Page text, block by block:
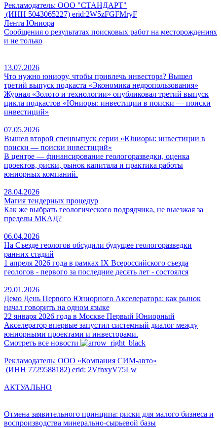
Рекламодатель: ООО "СТАНДАРТ"
(ИНН 5043065227) erid:2W5zFGFMryF
Лента Юниора
Сообщения о результатах поисковых работ на месторождениях
и не только
13.07.2026
Что нужно юниору, чтобы привлечь инвестора? Вышел
третий выпуск подкаста «Экономика недропользования»
Журнал «Золото и технологии» опубликовал третий выпуск
цикла подкастов «Юниоры: инвестиции в поиски — поиски
инвестиций»
07.05.2026
Вышел второй спецвыпуск серии «Юниоры: инвестиции в
поиски — поиски инвестиций»
В центре — финансирование геологоразведки, оценка
проектов, риски, рынок капитала и практика работы
юниорных компаний.
28.04.2026
Магия тендерных процедур
Как же выбрать геологического подрядчика, не выезжая за
пределы МКАД?
06.04.2026
На Съезде геологов обсудили будущее геологоразведки
ранних стадий
1 апреля 2026 года в рамках IX Всероссийского съезда
геологов - первого за последние десять лет - состоялся
29.01.2026
Демо День Первого Юниорного Акселератора: как рынок
начал говорить на одном языке
22 января 2026 года в Москве Первый Юниорный
Акселератор впервые запустил системный диалог между
юниорными проектами и инвесторами.
Смотреть все новости
Рекламодатель: ООО «Компания СИМ-авто»
(ИНН 7729588182) erid: 2VfnxyV75Lw
АКТУАЛЬНО
Отмена заявительного принципа: риски для малого бизнеса и
воспроизводства минерально-сырьевой базы